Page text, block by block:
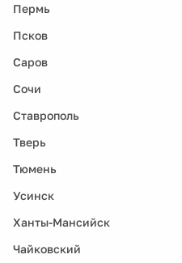
Пермь
Псков
Саров
Сочи
Ставрополь
Тверь
Тюмень
Усинск
Ханты-Мансийск
Чайковский